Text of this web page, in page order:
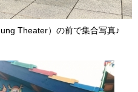
Theater）の前で集合写真♪